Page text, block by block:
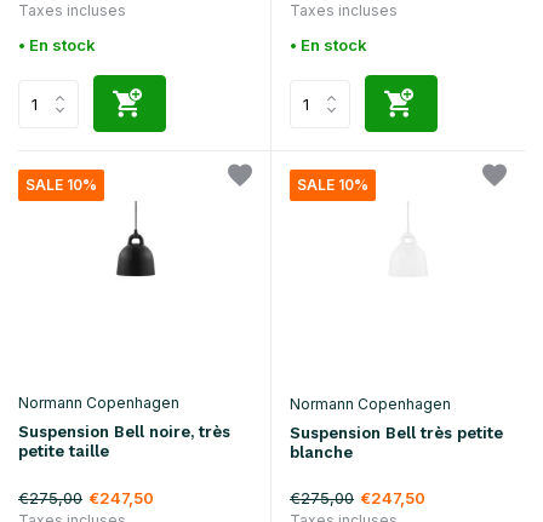
Taxes incluses
• En stock
Taxes incluses
• En stock
SALE 10%
Normann Copenhagen
Suspension Bell noire, très
petite taille
€275,00 €247,50
SALE 10%
Normann Copenhagen
Suspension Bell très petite
blanche
€275,00 €247,50